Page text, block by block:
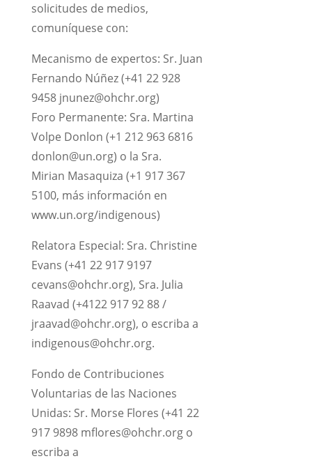
solicitudes de medios,
comuníquese con:
Mecanismo de expertos: Sr. Juan
Fernando Núñez (+41 22 928
9458 jnunez@ohchr.org)
Foro Permanente: Sra. Martina
Volpe Donlon (+1 212 963 6816
donlon@un.org) o la Sra.
Mirian Masaquiza (+1 917 367
5100, más información en
www.un.org/indigenous)
Relatora Especial: Sra. Christine
Evans (+41 22 917 9197
cevans@ohchr.org), Sra. Julia
Raavad (+4122 917 92 88 /
jraavad@ohchr.org), o escriba a
indigenous@ohchr.org.
Fondo de Contribuciones
Voluntarias de las Naciones
Unidas: Sr. Morse Flores (+41 22
917 9898 mflores@ohchr.org o
escriba a